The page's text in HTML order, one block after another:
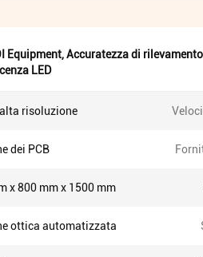
Equipment,Accuratezza di
LED
alta risoluzione
dei PCB
x 800 mm x 1500 mm
ottica automatizzata